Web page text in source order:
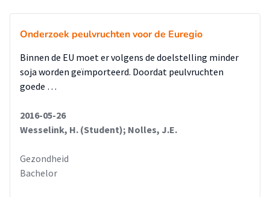
Onderzoek peulvruchten voor de Euregio
Binnen de EU moet er volgens de doelstelling minder
soja worden geïmporteerd. Doordat peulvruchten
goede …
2016-05-26
Wesselink, H. (Student); Nolles, J.E.
Gezondheid
Bachelor